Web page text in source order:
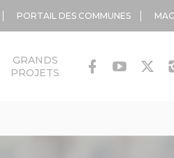
PORTAIL DES COMMUNES
GRANDS
PROJETS